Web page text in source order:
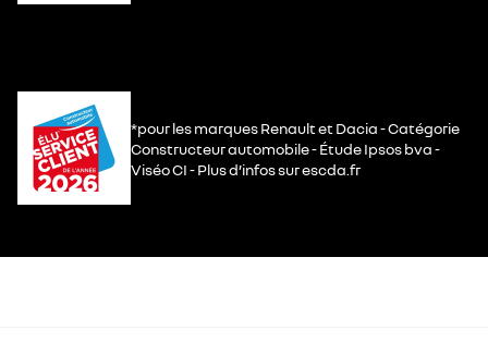
*pour les marques Renault et Dacia - Catégorie
Constructeur automobile - Étude Ipsos bva -
Viséo CI - Plus d’infos sur escda.fr